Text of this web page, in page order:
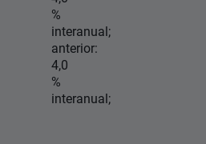
%
interanual;
anterior:
4,0
%
interanual;